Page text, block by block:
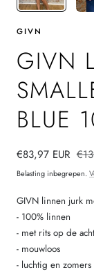
GIVN
GIVN
BLUE
Verkoopprijs
€83,97 EUR
Belasting inbegrepen.
GIVN linnen jurk
- 100% linnen
- met rits op de
- mouwloos
- luchtig en zomers